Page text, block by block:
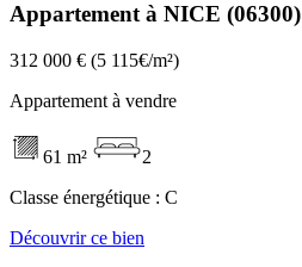
Appartement à NICE (06300)
312 000 € (5 115€/m²)
Appartement à vendre
61 m²
2
Classe énergétique : C
Découvrir ce bien